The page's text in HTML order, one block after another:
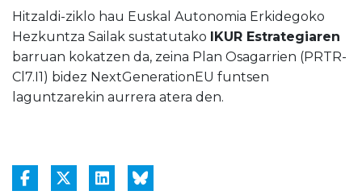
Hitzaldi-ziklo hau Euskal Autonomia Erkidegoko
Hezkuntza Sailak sustatutako IKUR Estrategiaren
barruan kokatzen da, zeina Plan Osagarrien (PRTR-
Cl7.I1) bidez NextGenerationEU funtsen
laguntzarekin aurrera atera den.